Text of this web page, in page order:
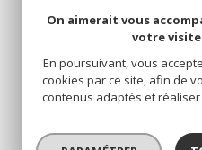
On aimerait vous
votre
En poursuivant, vous
cookies par ce site, afin de
contenus adaptés et